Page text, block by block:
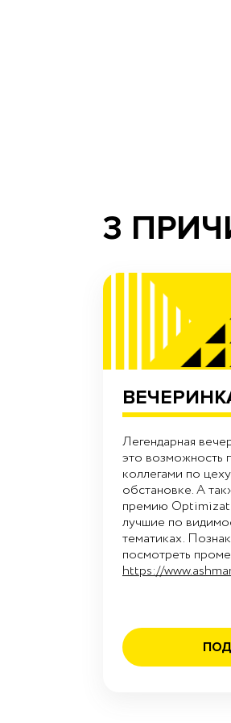
3
Легендарная
это возможность
коллегами по
обстановке. А
премию
лучшие по
тематиках.
посмотреть
https://